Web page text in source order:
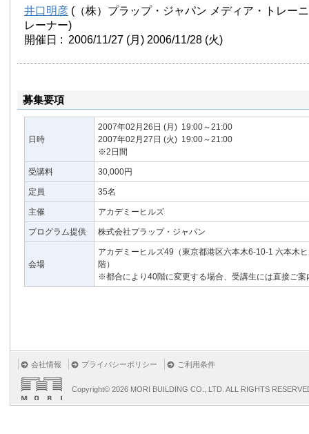
井口明彦 (（株）プラップ・ジャパン メディア・トレー
レーナー)
開催日 : 2006/11/27 (月) 2006/11/28 (火)
募集要項
日時
2007年02月26日 (月) 19:00～21:00
2007年02月27日 (火) 19:00～21:00
※2日間
受講料 30,000円
定員 35名
主催 アカデミーヒルズ
プログラム提供 株式会社プラップ・ジャパン
会場
アカデミーヒルズ49（東京都港区六本木6-10-1 六本木
階）
※都合により40階に変更する場合、受講生には直接ご案
会社情報 プライバシーポリシー ご利用条件
Copyright© 2026 MORI BUILDING CO., LTD. ALL RIGHTS